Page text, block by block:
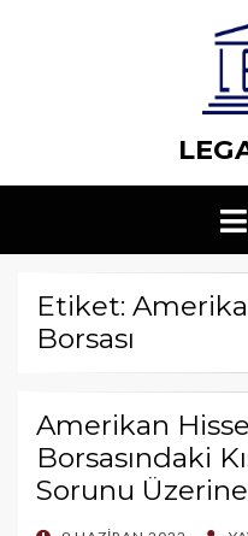
Etiket:
Borsası
Amerikan
Borsasındaki
Sorunu